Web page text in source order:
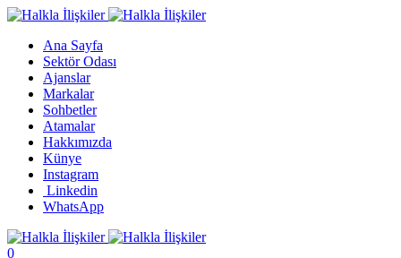
Ana Sayfa
Sektör Odası
Ajanslar
Markalar
Sohbetler
Atamalar
Hakkımızda
Künye
Instagram
Linkedin
WhatsApp
0